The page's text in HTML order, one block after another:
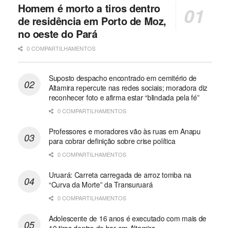
Homem é morto a tiros dentro
de residência em Porto de Moz,
no oeste do Pará
0 COMPARTILHAMENTOS
Suposto despacho encontrado em cemitério de
Altamira repercute nas redes sociais; moradora diz
reconhecer foto e afirma estar “blindada pela fé”
0 COMPARTILHAMENTOS
Professores e moradores vão às ruas em Anapu
para cobrar definição sobre crise política
0 COMPARTILHAMENTOS
Uruará: Carreta carregada de arroz tomba na
“Curva da Morte” da Transuruará
0 COMPARTILHAMENTOS
Adolescente de 16 anos é executado com mais de